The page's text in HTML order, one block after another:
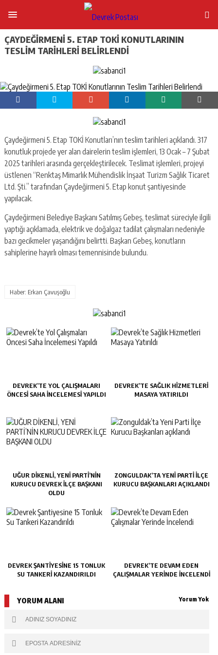
ÇAYDEĞIRMENI 5. ETAP TOKİ KONUTLARININ
TESLIM TARIHLERI BELIRLENDI
Çaydeğirmeni 5. Etap TOKİ Konutları’nın teslim tarihleri açıklandı. 317
konutluk projede yer alan dairelerin teslim işlemleri, 13 Ocak – 7 Şubat
2025 tarihleri arasında gerçekleştirilecek. Teslimat işlemleri, projeyi
üstlenen “Renktaş Mimarlık Mühendislik İnşaat Turizm Sağlık Ticaret
Ltd. Şti.” tarafından Çaydeğirmeni 5. Etap konut şantiyesinde
yapılacak.
Çaydeğirmeni Belediye Başkanı Satılmış Gebeş, teslimat süreciyle ilgili
yaptığı açıklamada, elektrik ve doğalgaz tadilat çalışmaları nedeniyle
bazı gecikmeler yaşandığını belirtti. Başkan Gebeş, konutların
sahiplerine hayırlı olması temennisinde bulundu.
Haber: Erkan Çavuşoğlu
DEVREK’TE YOL ÇALIŞMALARI
ÖNCESI SAHA İNCELEMESI YAPILDI
DEVREK’TE SAĞLIK HIZMETLERI
MASAYA YATIRILDI
UĞUR DİKENLİ, YENİ PARTİ’NİN
KURUCU DEVREK İLÇE BAŞKANI
OLDU
ZONGULDAK’TA YENI PARTI İLÇE
KURUCU BAŞKANLARI AÇIKLANDI
DEVREK ŞANTIYESINE 15 TONLUK
SU TANKERI KAZANDIRILDI
DEVREK’TE DEVAM EDEN
ÇALIŞMALAR YERINDE İNCELENDI
YORUM ALANI Yorum Yok